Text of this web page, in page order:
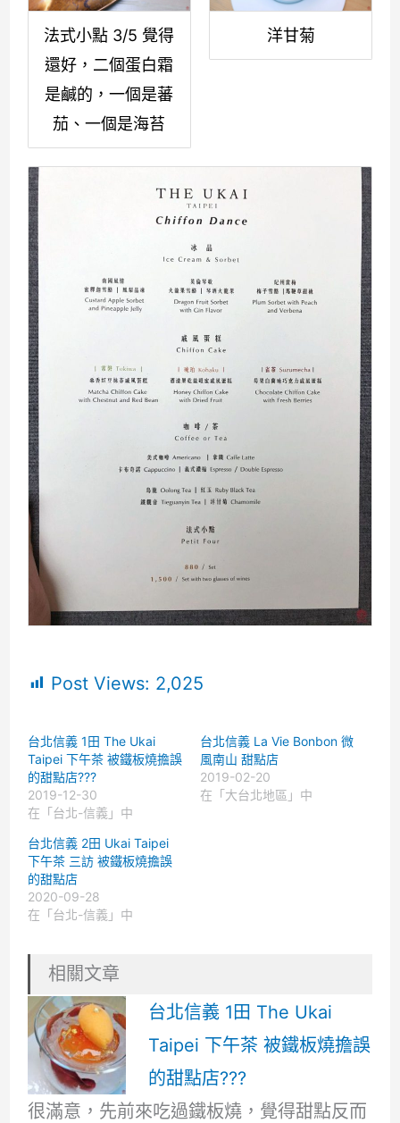
法式小點 3/5 覺得
還好，二個蛋白霜
是鹹的，一個是蕃
茄、一個是海苔
洋甘菊
Post Views: 2,025
台北信義 1田 The Ukai
Taipei 下午茶 被鐵板燒擔誤
的甜點店???
2019-12-30
在「台北-信義」中
台北信義 La Vie Bonbon 微
風南山 甜點店
2019-02-20
在「大台北地區」中
台北信義 2田 Ukai Taipei
下午茶 三訪 被鐵板燒擔誤
的甜點店
2020-09-28
在「台北-信義」中
相關文章
台北信義 1田 The Ukai
Taipei 下午茶 被鐵板燒擔誤
的甜點店???
很滿意，先前來吃過鐵板燒，覺得甜點反而